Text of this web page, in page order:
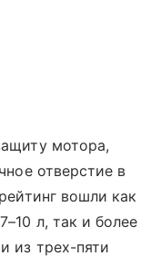
мотора,
отверстие в
вошли как
л, так и более
из трех-пяти